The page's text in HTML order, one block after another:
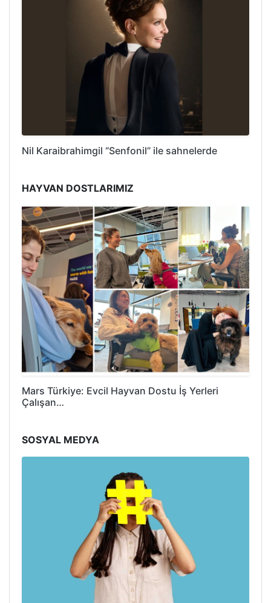
Nil Karaibrahimgil “Senfonil” ile sahnelerde
HAYVAN DOSTLARIMIZ
Mars Türkiye: Evcil Hayvan Dostu İş Yerleri
Çalışan…
SOSYAL MEDYA